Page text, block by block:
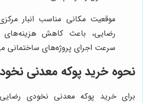
موقعیت مکانی مناسب انبار
رضایی، باعث کاهش
سرعت اجرای پروژه‌های ساختمانی
نحوه خرید پوکه معدنی
برای خرید پوکه معدنی نخودی